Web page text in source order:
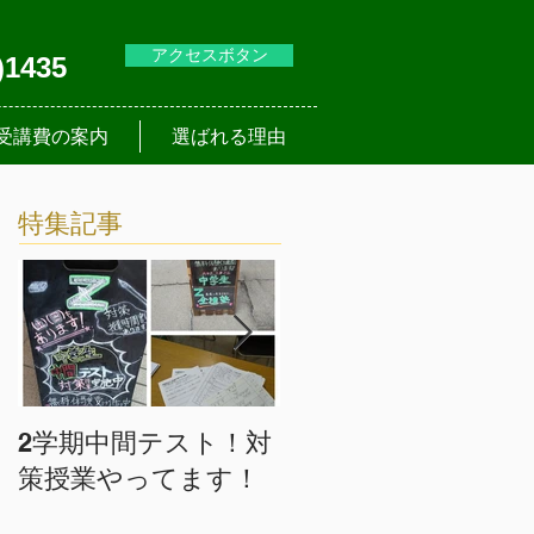
アクセスボタン
講費の案内 選ばれる理由
特集記事
2学期中間テスト！対
策授業やってます！